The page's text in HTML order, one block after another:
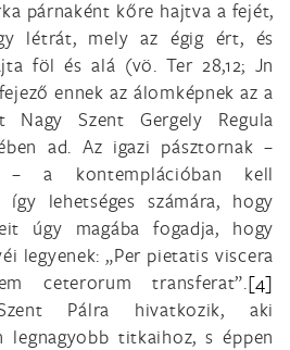
párnaként kőre hajtva a fejét,
létrát, mely az égig ért, és
föl és alá (vö. Ter 28,12; Jn
ennek az álomképnek az a
Nagy Szent Gergely Regula
ad. Az igazi pásztornak –
– a kontemplációban kell
így lehetséges számára, hogy
úgy magába fogadja, hogy
legyenek: „Per pietatis viscera
ceterorum transferat”.[4]
Pálra hivatkozik, aki
legnagyobb titkaihoz, s éppen